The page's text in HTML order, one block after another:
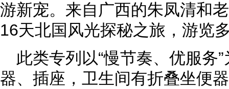
游新宠。来自广西的朱凤清和
16天北国风光探秘之旅，游览
此类专列以“慢节奏、优服务
器、插座，卫生间有折叠坐便